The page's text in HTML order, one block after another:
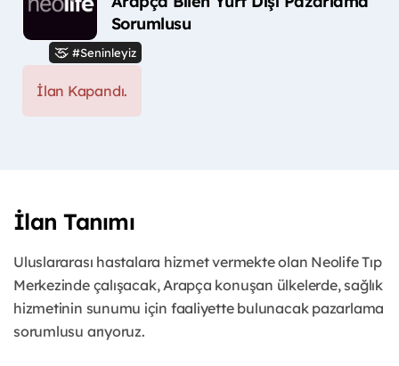
Sorumlusu
#Seninleyiz
İlan Kapandı.
İlan Tanımı
Uluslararası hastalara hizmet vermekte olan Neolife Tıp
Merkezinde çalışacak, Arapça konuşan ülkelerde, sağlık
hizmetinin sunumu için faaliyette bulunacak pazarlama
sorumlusu arıyoruz.